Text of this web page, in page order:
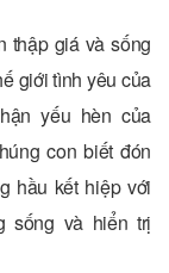
thập giá và sống
giới tình yêu của
yếu hèn của
con biết đón
hầu kết hiệp với
sống và hiển trị